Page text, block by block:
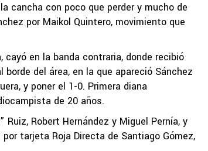
cancha con poco que perder y mucho de
por Maikol Quintero, movimiento que
en la banda contraria, donde recibió
del área, en la que apareció Sánchez
y poner el 1-0. Primera diana
de 20 años.
Robert Hernández y Miguel Pernía, y
tarjeta Roja Directa de Santiago Gómez,